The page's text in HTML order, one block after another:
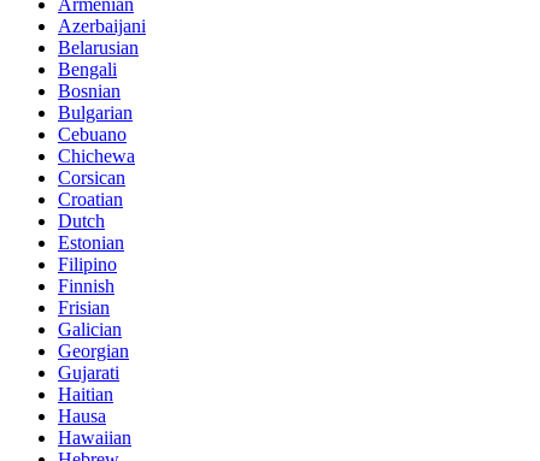
Armenian
Azerbaijani
Belarusian
Bengali
Bosnian
Bulgarian
Cebuano
Chichewa
Corsican
Croatian
Dutch
Estonian
Filipino
Finnish
Frisian
Galician
Georgian
Gujarati
Haitian
Hausa
Hawaiian